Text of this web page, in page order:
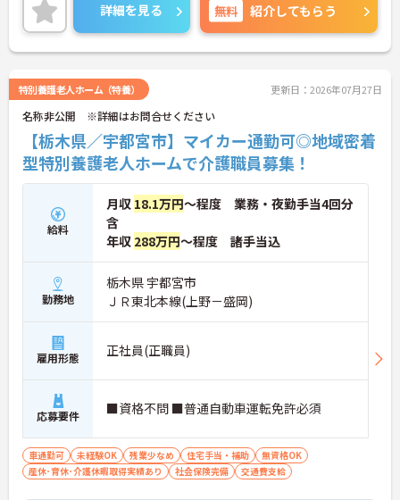
給実績があるため、頑張りがきちんと評価される職
場です。
ご興味のある方には、面接対策ポイントなど、さら
に詳細をお話しいたしますのでお気軽にご相談くだ
詳細を見る 無料 紹介してもらう
特別養護老人ホーム（特養） 更新日：2026年07月27日
名称非公開 ※詳細はお問合せください
【栃木県／宇都宮市】マイカー通勤可◎地域密着
型特別養護老人ホームで介護職員募集！
給料
月収 18.1万円～程度 業務・夜勤手当4回分
含
年収 288万円～程度 諸手当込
勤務地
栃木県 宇都宮市
ＪＲ東北本線(上野－盛岡)
雇用形態 正社員(正職員)
応募要件 ■資格不問 ■普通自動車運転免許必須
車通勤可 未経験OK 残業少なめ 住宅手当・補助
無資格OK
産休･育休･介護休暇取得実績あり
社会保険完備 交通費支給